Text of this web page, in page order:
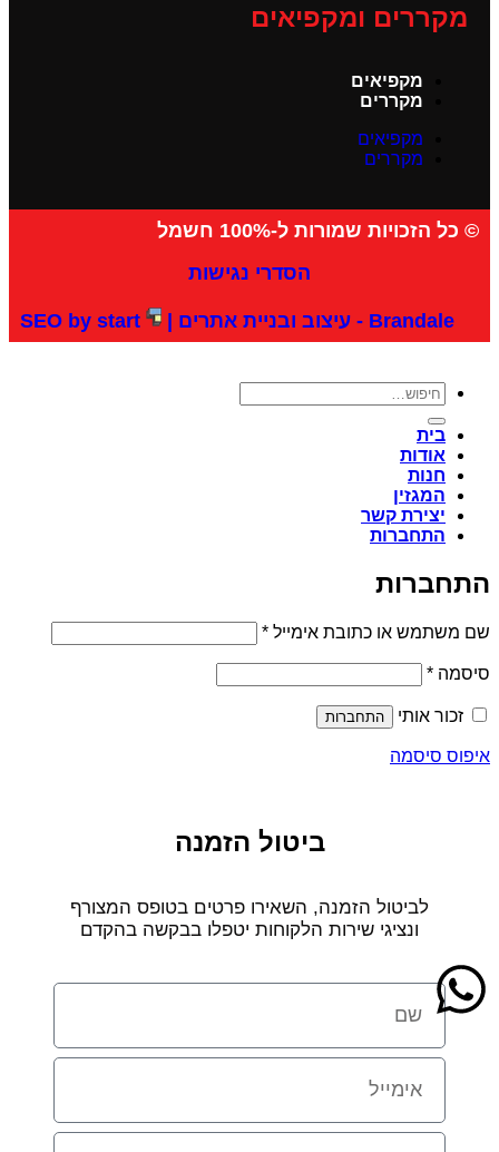
מקררים ומקפיאים
מקפיאים
מקררים
מקפיאים
מקררים
© כל הזכויות שמורות ל-100% חשמל
הסדרי נגישות
Brandale - עיצוב ובניית אתרים |
בית
אודות
חנות
המגזין
יצירת קשר
התחברות
התחברות
שם משתמש או כתובת אימייל *
סיסמה *
זכור אותי התחברות
איפוס סיסמה
ביטול הזמנה
לביטול הזמנה, השאירו פרטים בטופס המצורף
ונציגי שירות הלקוחות יטפלו בבקשה בהקדם